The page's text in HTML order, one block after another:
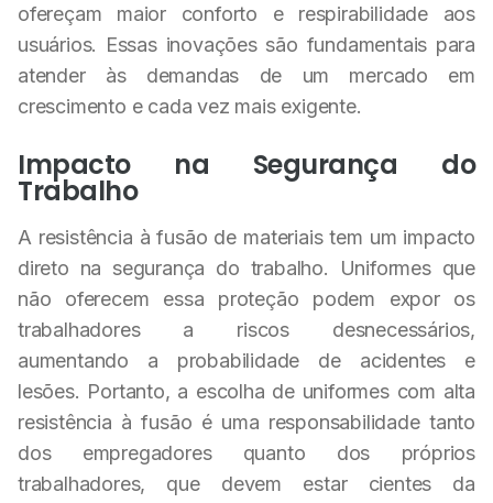
ofereçam maior conforto e respirabilidade aos
usuários. Essas inovações são fundamentais para
atender às demandas de um mercado em
crescimento e cada vez mais exigente.
Impacto na Segurança do
Trabalho
A resistência à fusão de materiais tem um impacto
direto na segurança do trabalho. Uniformes que
não oferecem essa proteção podem expor os
trabalhadores a riscos desnecessários,
aumentando a probabilidade de acidentes e
lesões. Portanto, a escolha de uniformes com alta
resistência à fusão é uma responsabilidade tanto
dos empregadores quanto dos próprios
trabalhadores, que devem estar cientes da